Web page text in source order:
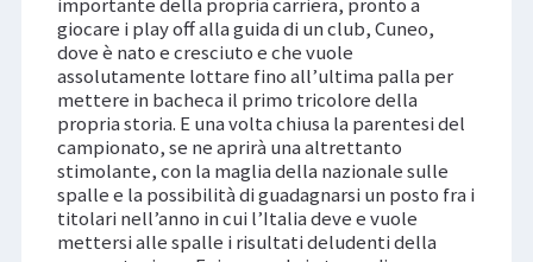
giocare i play off alla guida di un club, Cuneo,
dove è nato e cresciuto e che vuole
assolutamente lottare fino all’ultima palla per
mettere in bacheca il primo tricolore della
propria storia. E una volta chiusa la parentesi del
campionato, se ne aprirà una altrettanto
stimolante, con la maglia della nazionale sulle
spalle e la possibilità di guadagnarsi un posto fra i
titolari nell’anno in cui l’Italia deve e vuole
mettersi alle spalle i risultati deludenti della